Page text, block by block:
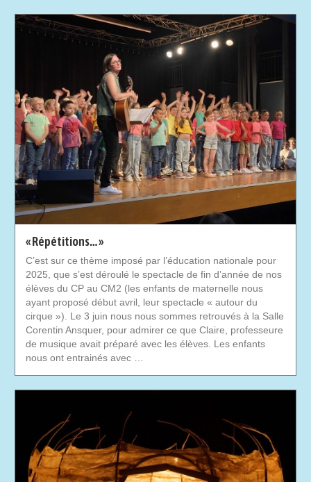
« Répétitions… »
C’est sur ce thème imposé par l’éducation nationale pour
2025, que s’est déroulé le spectacle de fin d’année de nos
élèves du CP au CM2 (les enfants de maternelle nous
ayant proposé début avril, leur spectacle « autour du
cirque »). Le 3 juin nous nous sommes retrouvés à la Salle
Corentin Ansquer, pour admirer ce que Claire, professeure
de musique avait préparé avec les élèves. Les enfants
nous ont entrainés avec …